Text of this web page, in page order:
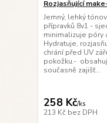
Rozjasňující
Jemný, lehký
přípravků 8v1 -
minimalizuje póry
Hydratuje,
chrání před UV
pokožku.-
současně zajišť...
258 Kč/ks
213 Kč bez DPH